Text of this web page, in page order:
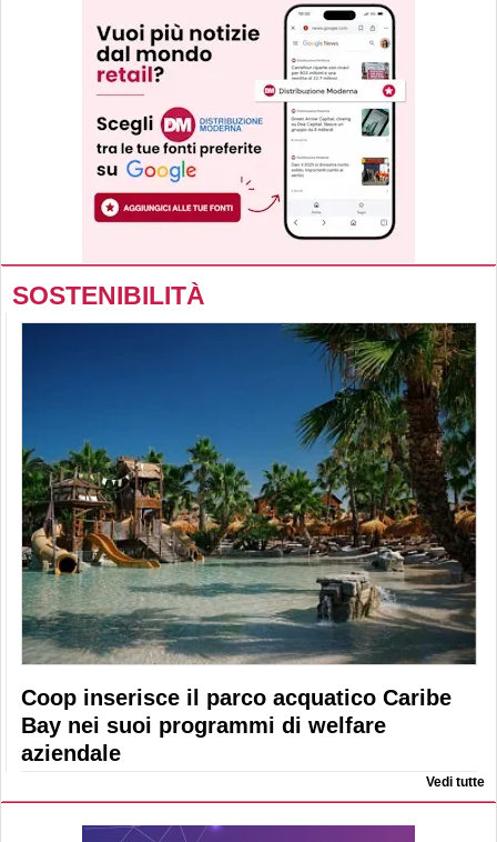
SOSTENIBILITÀ
Coop inserisce il parco acquatico Caribe
Bay nei suoi programmi di welfare
aziendale
Vedi tutte